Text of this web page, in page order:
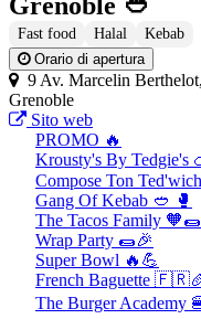
Grenoble 🥙
Fast food Halal
Kebab
Orario di apertura
9 Av. Marcelin
Grenoble
Sito web
PROMO 🔥
Krousty's By Tedgie's
Compose Ton
Gang Of Kebab 🥙 🥊
The Tacos Family 🧡🌯
Wrap Party 🌯🎉
Super Bowl 🔥💪
French Baguette
The Burger Academy